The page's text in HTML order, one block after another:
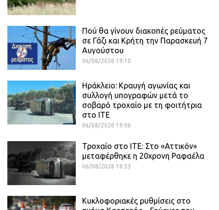
Πού θα γίνουν διακοπές ρεύματος
σε Γάζι και Κρήτη την Παρασκευή 7
Αυγούστου
06/08/2026 19:10
Ηράκλειο: Κραυγή αγωνίας και
συλλογή υπογραφών μετά το
σοβαρό τροχαίο με τη φοιτήτρια
στο ΙΤΕ
06/08/2026 19:06
Τροχαίο στο ΙΤΕ: Στο «Αττικόν»
μεταφέρθηκε η 20χρονη Ραφαέλα
06/08/2026 18:33
Κυκλοφοριακές ρυθμίσεις στο